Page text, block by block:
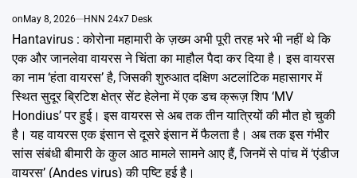
onMay 8, 2026 HNN 24x7 Desk
Hantavirus : कोरोना महामारी के ज़ख्म अभी पूरी तरह भरे भी नहीं थे कि
एक और जानलेवा वायरस ने चिंता का माहौल पैदा कर दिया है। इस वायरस
का नाम ‘हंता वायरस’ है, जिसकी शुरुआत दक्षिण अटलांटिक महासागर में
स्थित सुदूर ब्रिटिश क्षेत्र सेंट हेलेना में एक डच क्रूज़ शिप ‘MV
Hondius’ पर हुई। इस वायरस से अब तक तीन यात्रियों की मौत हो चुकी
है। यह वायरस एक इंसान से दूसरे इंसान में फैलता है। अब तक इस गंभीर
सांस संबंधी बीमारी के कुल आठ मामले सामने आए हैं, जिनमें से पांच में ‘एंडीज
वायरस’ (Andes virus) की पुष्टि हुई है।